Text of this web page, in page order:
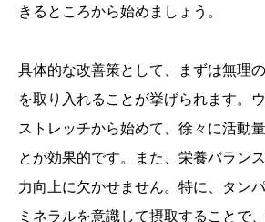
きるところから始めましょう。
具体的な改善策として、まずは無理
を取り入れることが挙げられます。
ストレッチから始めて、徐々に活動
とが効果的です。また、栄養バラン
力向上に欠かせません。特に、タン
ミネラルを意識して摂取することで